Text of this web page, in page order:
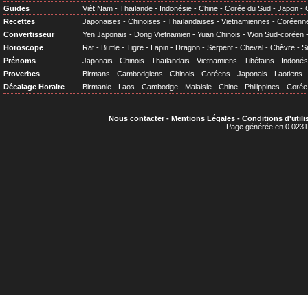
Guides
Viêt Nam - Thaïlande - Indonésie - Chine - Corée du Sud - Japon -
Recettes
Japonaises - Chinoises - Thaïlandaises - Vietnamiennes -
Convertisseur
Yen Japonais - Dong Vietnamien - Yuan Chinois - Won Sud-coréen
Horoscope
Rat - Buffle - Tigre - Lapin - Dragon - Serpent - Cheval - Chèvre -
Prénoms
Japonais - Chinois - Thaïlandais - Vietnamiens - Tibétains -
Proverbes
Birmans - Cambodgiens - Chinois - Coréens - Japonais - Laotiens
Décalage Horaire
Birmanie - Laos - Cambodge - Malaisie - Chine - Philippines - Corée
Nous contacter- Mentions Légales- Conditions
Page générée en